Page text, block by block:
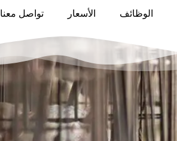
الوظائف الأسعار تواصل معنا